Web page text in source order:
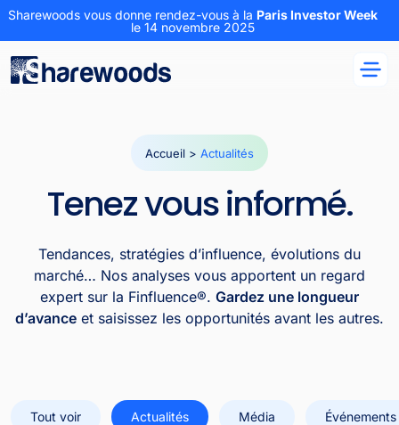
Sharewoods vous donne rendez-vous à la Paris Investor Week
le 14 novembre 2025
Accueil > Actualités
Tenez vous informé.
Tendances, stratégies d’influence, évolutions du
marché… Nos analyses vous apportent un regard
expert sur la Finfluence®. Gardez une longueur
d’avance et saisissez les opportunités avant les autres.
Tout voir Actualités Média Événements